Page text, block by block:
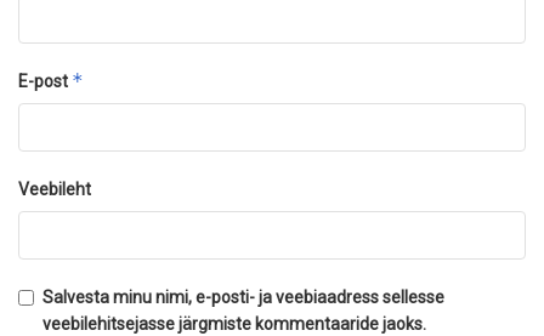
E-post *
Veebileht
Salvesta minu nimi, e-posti- ja veebiaadress sellesse
veebilehitsejasse järgmiste kommentaaride jaoks.